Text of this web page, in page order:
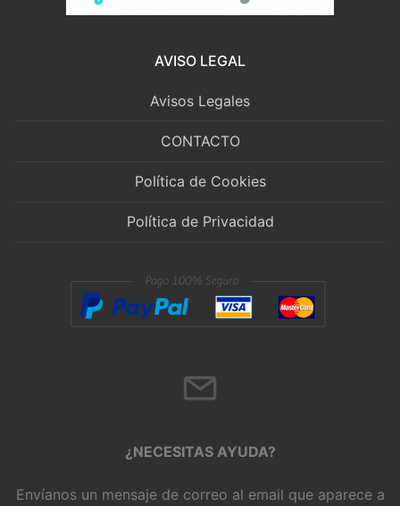
AVISO LEGAL
Avisos Legales
CONTACTO
Política de Cookies
Política de Privacidad
¿NECESITAS AYUDA?
Envíanos un mensaje de correo al email que aparece a